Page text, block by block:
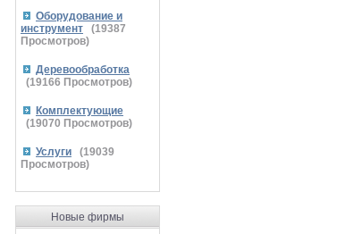
Оборудование и
инструмент
(19387
Просмотров)
Деревообработка
(19166 Просмотров)
Комплектующие
(19070 Просмотров)
Услуги (19039
Просмотров)
Новые фирмы